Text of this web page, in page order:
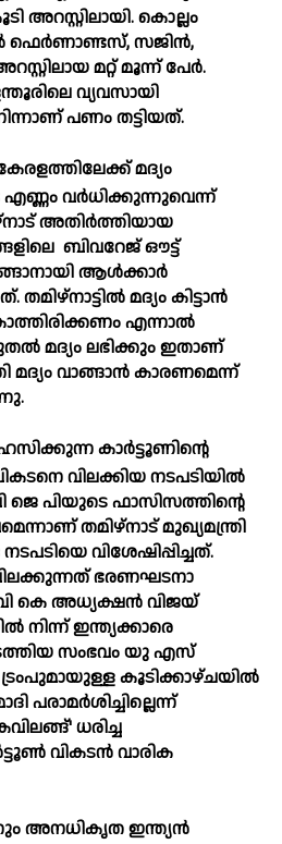
കൊല്ലം
ഫെര്‍ണാണ്ടസ്, സജിന്‍,
മറ്റ് മൂന്ന് പേര്‍.
വ്യവസായി
പണം തട്ടിയത്.
കേരളത്തിലേക്ക് മദ്യം
വര്‍ധിക്കുന്നുവെന്ന്
അതിര്‍ത്തിയായ
ബിവറേജ് ഔട്ട്
ആള്‍ക്കാര്‍
മദ്യം കിട്ടാന്‍
എന്നാല്‍
മദ്യം ലഭിക്കും ഇതാണ്
മദ്യം വാങ്ങാന്‍ കാരണമെന്ന്
കാര്‍ട്ടൂണിന്റെ
വിലക്കിയ നടപടിയില്‍
ജെ പിയുടെ ഫാസിസത്തിന്റെ
തമിഴ്നാട് മുഖ്യമന്ത്രി
വിശേഷിപ്പിച്ചത്.
ഭരണഘടനാ
കെ അധ്യക്ഷന്‍ വിജയ്
ഇന്ത്യക്കാരെ
സംഭവം യു എസ്
കൂടിക്കാഴ്ചയില്‍
പരാമര്‍ശിച്ചില്ലെന്ന്
ധരിച്ച
വികടന്‍ വാരിക
അനധികൃത ഇന്ത്യന്‍